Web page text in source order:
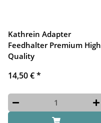
Kathrein Adapter
Feedhalter Premium High
Quality
14,50 €*